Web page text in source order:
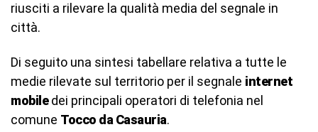
riusciti a rilevare la qualità media del segnale in
città.
Di seguito una sintesi tabellare relativa a tutte le
medie rilevate sul territorio per il segnale internet
mobiledei principali operatori di telefonia nel
comune Tocco da Casauria.